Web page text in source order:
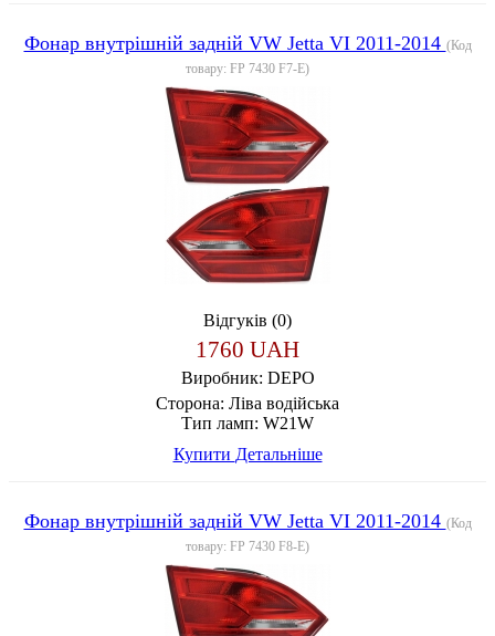
Фонар внутрішній задній VW Jetta VI 2011-2014 (Код
товару: FP 7430 F7-E)
Відгуків (0)
1760 UAH
Виробник: DEPO
Сторона: Ліва водійська
Тип ламп: W21W
Купити Детальніше
Фонар внутрішній задній VW Jetta VI 2011-2014 (Код
товару: FP 7430 F8-E)